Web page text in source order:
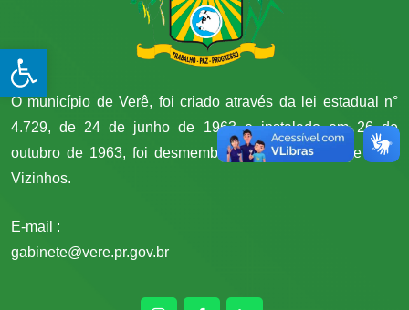
Open toolbar
O município de Verê, foi criado através da lei estadual n°
4.729, de 24 de junho de 1963 e instalado em 26 de
outubro de 1963, foi desmembrado do município de Dois
Vizinhos.
E-mail :
gabinete@vere.pr.gov.br